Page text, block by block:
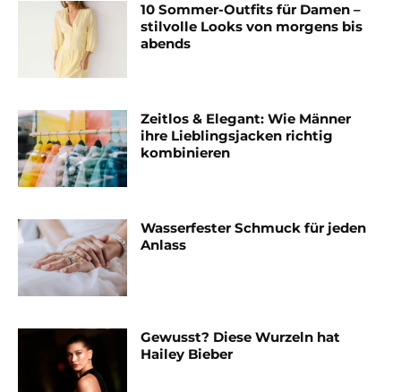
10 Sommer-Outfits für Damen –
stilvolle Looks von morgens bis
abends
Zeitlos & Elegant: Wie Männer
ihre Lieblingsjacken richtig
kombinieren
Wasserfester Schmuck für jeden
Anlass
Gewusst? Diese Wurzeln hat
Hailey Bieber